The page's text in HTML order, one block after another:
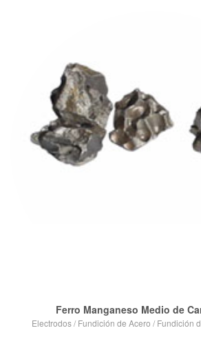
Ferro Manganeso Medio de
Electrodos/Fundición de Acero /Fundición